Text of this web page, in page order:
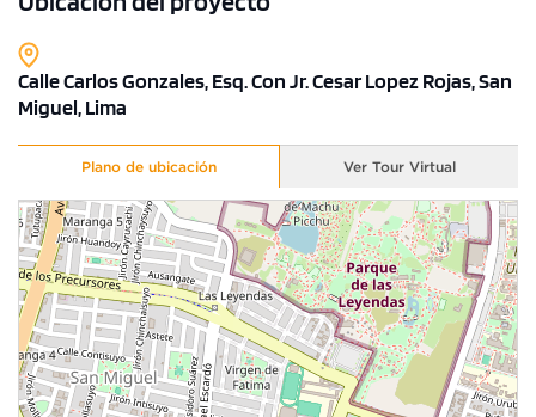
Calle Carlos Gonzales, Esq. Con Jr. Cesar Lopez Rojas, San
Miguel, Lima
Plano de ubicación Ver Tour Virtual